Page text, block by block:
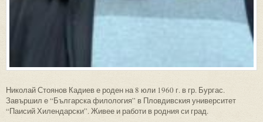
Николай Стоянов Кадиев е роден на 8 юли 1960 г. в гр. Бургас.
Завършил е “Българска филология” в Пловдивския университет
“Паисий Хилендарски”. Живее и работи в родния си град.